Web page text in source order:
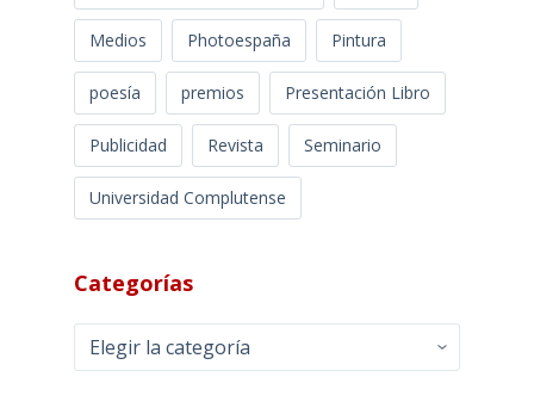
Medios Photoespaña Pintura
poesía premios Presentación Libro
Publicidad Revista Seminario
Universidad Complutense
Categorías
Categorías